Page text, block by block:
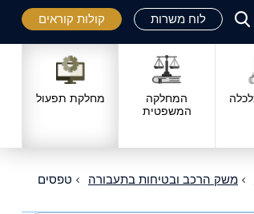
פתח
סגור לוח משרות קולות קוראים
המחלקה
המשפטית
מחלקת תפעול
משק הרכב ובטיחות בתעבורה טפסים